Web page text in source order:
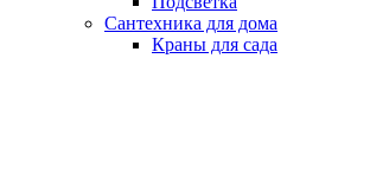
Сантехника для дома
Краны для сада